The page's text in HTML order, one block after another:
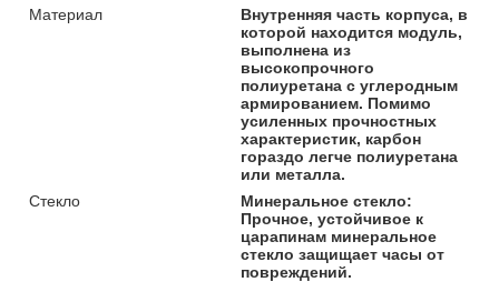
Материал
Внутренняя часть корпуса, в
которой находится модуль,
выполнена из
высокопрочного
полиуретана с углеродным
армированием. Помимо
усиленных прочностных
характеристик, карбон
гораздо легче полиуретана
или металла.
Стекло
Минеральное стекло:
Прочное, устойчивое к
царапинам минеральное
стекло защищает часы от
повреждений.